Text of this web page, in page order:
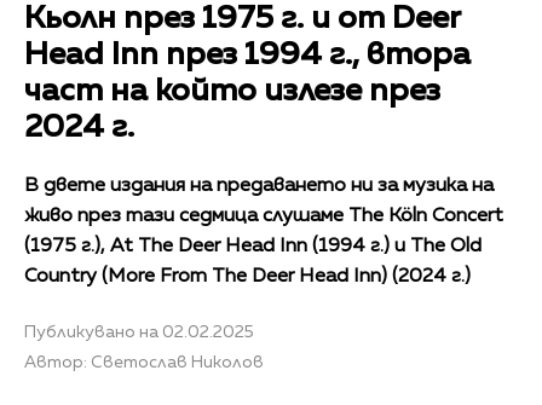
Кьолн през 1975 г. и от Deer
Head Inn през 1994 г., втора
част на който излезе през
2024 г.
В двете издания на предаването ни за музика на
живо през тази седмица слушаме The Köln Concert
(1975 г.), At The Deer Head Inn (1994 г.) и The Old
Country (More From The Deer Head Inn) (2024 г.)
Публикувано на 02.02.2025
Автор: Светослав Николов